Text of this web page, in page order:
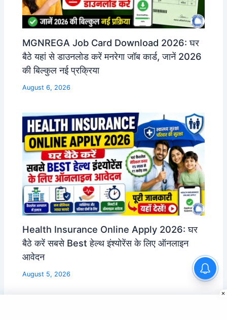
MGNREGA Job Card Download 2026: घर
बैठे यहां से डाउनलोड करें मनरेगा जॉब कार्ड, जानें 2026
की बिल्कुल नई प्रक्रिया
August 6, 2026
Health Insurance Online Apply 2026: घर
बैठे करें सबसे Best हेल्थ इंश्योरेंस के लिए ऑनलाइन
आवेदन
August 5, 2026